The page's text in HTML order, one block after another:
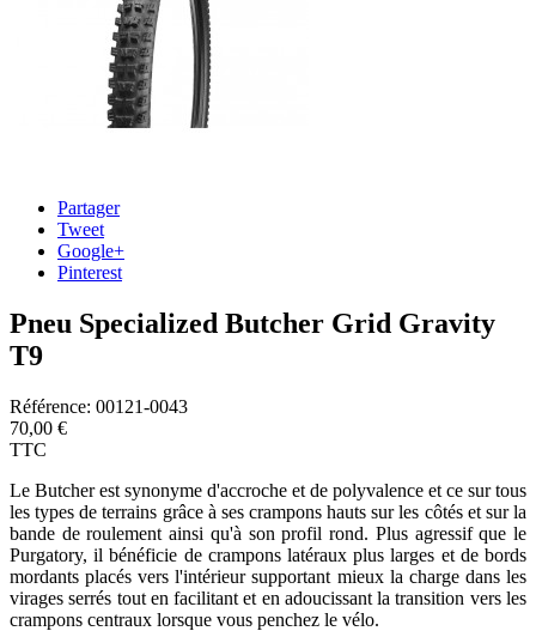
Partager
Tweet
Google+
Pinterest
Pneu Specialized Butcher Grid Gravity
T9
Référence: 00121-0043
70,00 €
TTC
Le Butcher est synonyme d'accroche et de polyvalence et ce sur tous
les types de terrains grâce à ses crampons hauts sur les côtés et sur la
bande de roulement ainsi qu'à son profil rond. Plus agressif que le
Purgatory, il bénéficie de crampons latéraux plus larges et de bords
mordants placés vers l'intérieur supportant mieux la charge dans les
virages serrés tout en facilitant et en adoucissant la transition vers les
crampons centraux lorsque vous penchez le vélo.